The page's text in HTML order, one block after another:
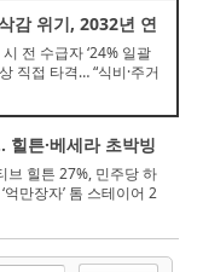
감 위기, 2032년 연
전 수급자 ‘24% 일괄
직접 타격… “식비·주거
튼·베세라 초박빙
브 힐튼 27%, 민주당 하
만장자’ 톰 스테이어 2